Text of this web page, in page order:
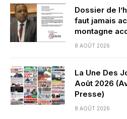
Dossier de
faut jamais
montagne
8 AOÛT 2026
La Une Des
Août 2026
Presse)
8 AOÛT 2026